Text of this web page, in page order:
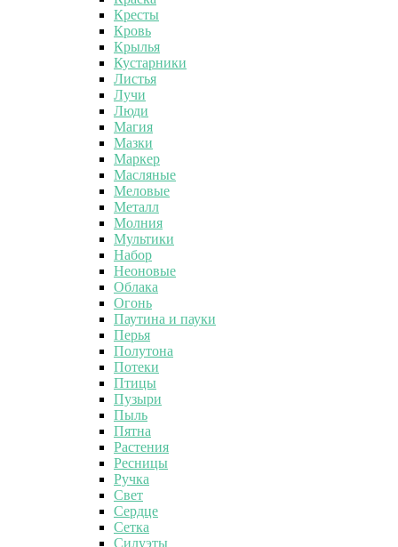
Кресты
Кровь
Крылья
Кустарники
Листья
Лучи
Люди
Магия
Мазки
Маркер
Масляные
Меловые
Металл
Молния
Мультики
Набор
Неоновые
Облака
Огонь
Паутина и пауки
Перья
Полутона
Потеки
Птицы
Пузыри
Пыль
Пятна
Растения
Ресницы
Ручка
Свет
Сердце
Сетка
Силуэты